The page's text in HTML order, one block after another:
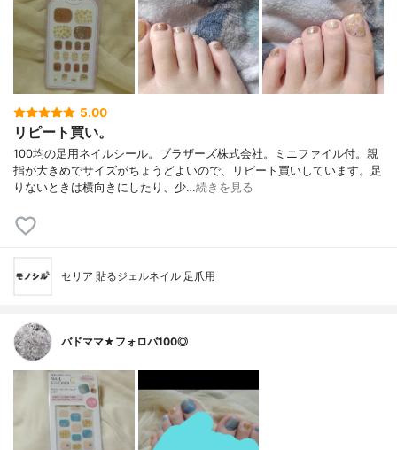
5.00
リピート買い。
100均の足用ネイルシール。ブラザーズ株式会社。ミニファイル付。親
指が大きめでサイズがちょうどよいので、リピート買いしています。足
りないときは横向きにしたり、少…続きを見る
セリア 貼るジェルネイル 足爪用
バドママ★フォロバ100◎